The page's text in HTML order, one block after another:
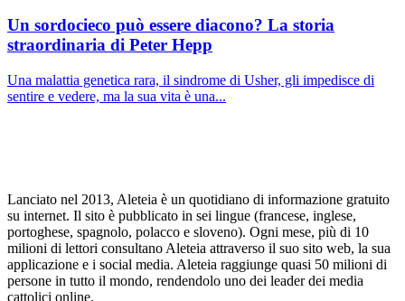
Un sordocieco può essere diacono? La storia
straordinaria di Peter Hepp
Una malattia genetica rara, il sindrome di Usher, gli impedisce di
sentire e vedere, ma la sua vita è una...
Lanciato nel 2013, Aleteia è un quotidiano di informazione gratuito
su internet. Il sito è pubblicato in sei lingue (francese, inglese,
portoghese, spagnolo, polacco e sloveno). Ogni mese, più di 10
milioni di lettori consultano Aleteia attraverso il suo sito web, la sua
applicazione e i social media. Aleteia raggiunge quasi 50 milioni di
persone in tutto il mondo, rendendolo uno dei leader dei media
cattolici online.